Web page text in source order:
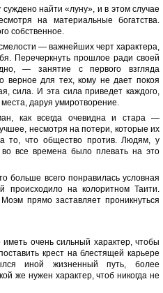
найти «луну», и в этом случае
на материальные богатства.
собственное.
— важнейших черт характера,
Перечеркнуть прошлое ради своей
— занятие с первого взгляда
верное для тех, кому не дает покоя
сила. И эта сила приведет каждого,
даруя умиротворение.
как всегда очевидна и стара —
несмотря на потери, которые их
то, что общество против. Людям, у
во все времена было плевать на это
больше всего понравилась условная
происходило на колоритном Таити.
прямо заставляет проникнуться
очень сильный характер, чтобы
крест на блестящей карьере
иной жизненный путь, более
же нужен характер, чтоб никогда не